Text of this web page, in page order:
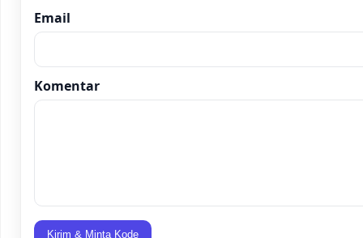
Email
Komentar
Kirim & Minta Kode